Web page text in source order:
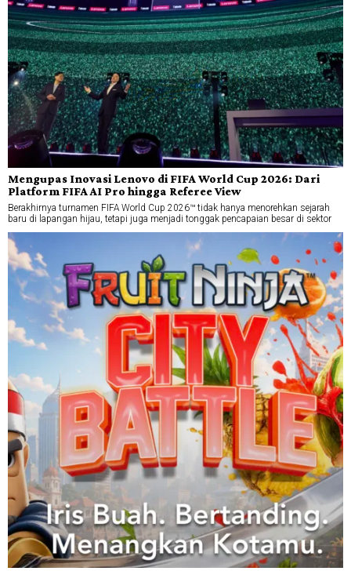
Mengupas Inovasi Lenovo di FIFA World Cup 2026: Dari
Platform FIFA AI Pro hingga Referee View
Berakhirnya turnamen FIFA World Cup 2026™ tidak hanya menorehkan sejarah
baru di lapangan hijau, tetapi juga menjadi tonggak pencapaian besar di sektor